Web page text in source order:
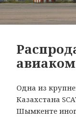
Одна из
Казахстана
Шымкенте